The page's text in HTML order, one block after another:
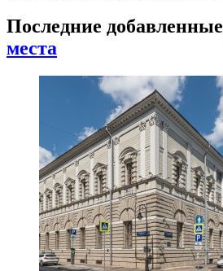
Последние добавленные
места